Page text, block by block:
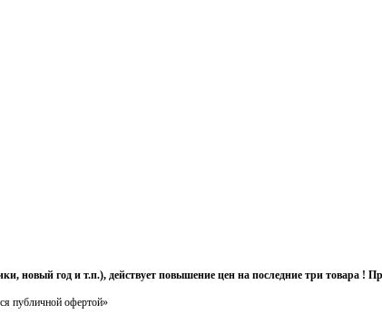
новый год и т.п.), действует повышение цен на последние три товара
публичной офертой»